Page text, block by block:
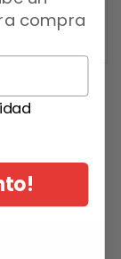
compra